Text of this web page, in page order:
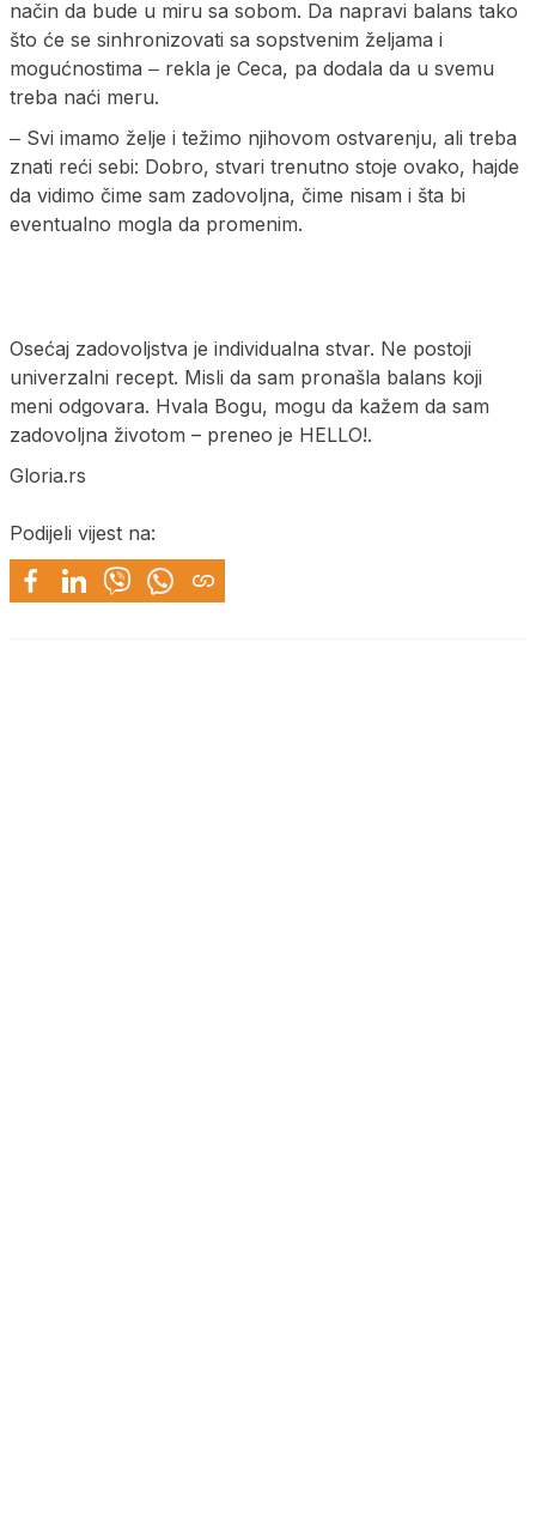
način da bude u miru sa sobom. Da napravi balans tako
što će se sinhronizovati sa sopstvenim željama i
mogućnostima ‒ rekla je Ceca, pa dodala da u svemu
treba naći meru.
‒ Svi imamo želje i težimo njihovom ostvarenju, ali treba
znati reći sebi: Dobro, stvari trenutno stoje ovako, hajde
da vidimo čime sam zadovoljna, čime nisam i šta bi
eventualno mogla da promenim.
Osećaj zadovoljstva je individualna stvar. Ne postoji
univerzalni recept. Misli da sam pronašla balans koji
meni odgovara. Hvala Bogu, mogu da kažem da sam
zadovoljna životom – preneo je HELLO!.
Gloria.rs
Podijeli vijest na: